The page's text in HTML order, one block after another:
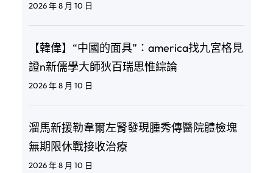
2026 年 8 月 10 日
【韓偉】“中國的面具”：america找九宮格見
證n新儒學大師狄百瑞思惟綜論
2026 年 8 月 10 日
溜馬新援勒韋爾左腎發現腫秀傳醫院體檢塊
無期限休戰接收治療
2026 年 8 月 10 日